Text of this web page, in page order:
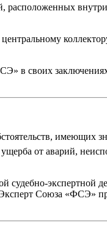
расположенных
в своих заключениях
имеющих
от аварий,
судебно-экспертной
Союза «ФСЭ»